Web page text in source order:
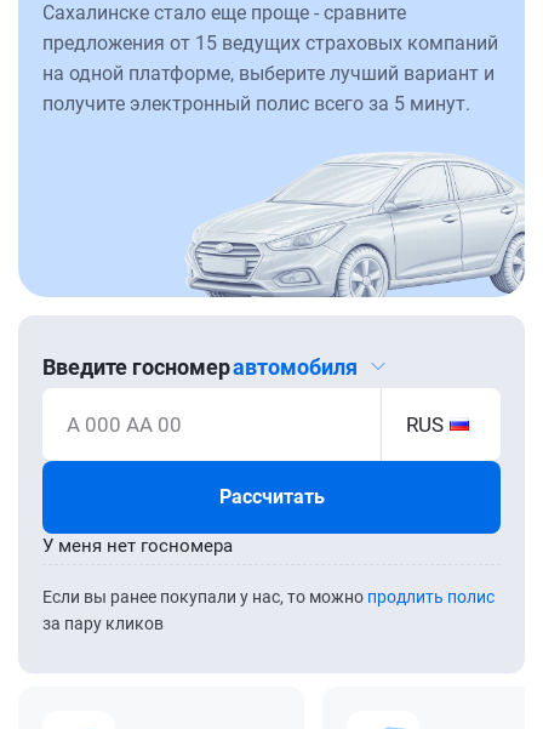
Сахалинске стало еще проще - сравните
предложения от 15 ведущих страховых компаний
на одной платформе, выберите лучший вариант и
получите электронный полис всего за 5 минут.
Введите госномеравтомобиля
А 000 АА 00 RUS
Рассчитать
Если вы ранее покупали у нас, то можно продлить полис
за пару кликов
У меня нет госномера